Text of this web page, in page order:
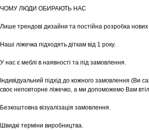
ЧОМУ ЛЮДИ ОБИРАЮТЬ НАС
Лише трендові дизайни та постійна розробка
Наші ліжечка підходять діткам від 1 року.
У нас є меблі в наявності та під замовлення.
Індивідуальний підхід до кожного замовлення (Ви
своє неповторне ліжечко, а ми допоможемо Вам
Безкоштовна візуалізація замовлення.
Швидкі терміни виробництва.